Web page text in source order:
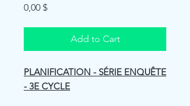
0,00 $Price
Add to Cart
PLANIFICATION - SÉRIE ENQUÊTE
- 3E CYCLE